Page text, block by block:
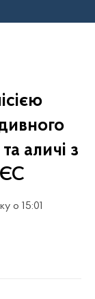
аличі з
ЄС
о 15:01